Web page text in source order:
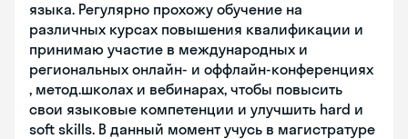
языка. Регулярно прохожу обучение на
различных курсах повышения квалификации и
принимаю участие в международных и
региональных онлайн- и оффлайн-конференциях
, метод.школах и вебинарах, чтобы повысить
свои языковые компетенции и улучшить hard и
soft skills. В данный момент учусь в магистратуре